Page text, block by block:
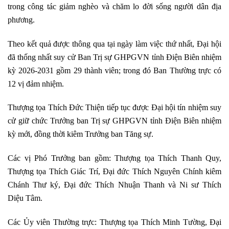
trong công tác giảm nghèo và chăm lo đời sống người dân địa
phương.
Theo kết quả được thông qua tại ngày làm việc thứ nhất, Đại hội
đã thống nhất suy cử Ban Trị sự GHPGVN tỉnh Điện Biên nhiệm
kỳ 2026-2031 gồm 29 thành viên; trong đó Ban Thường trực có
12 vị đảm nhiệm.
Thượng tọa Thích Đức Thiện tiếp tục được Đại hội tín nhiệm suy
cử giữ chức Trưởng ban Trị sự GHPGVN tỉnh Điện Biên nhiệm
kỳ mới, đồng thời kiêm Trưởng ban Tăng sự.
Các vị Phó Trưởng ban gồm: Thượng tọa Thích Thanh Quy,
Thượng tọa Thích Giác Trí, Đại đức Thích Nguyên Chính kiêm
Chánh Thư ký, Đại đức Thích Nhuận Thanh và Ni sư Thích
Diệu Tâm.
Các Ủy viên Thường trực: Thượng tọa Thích Minh Tường, Đại